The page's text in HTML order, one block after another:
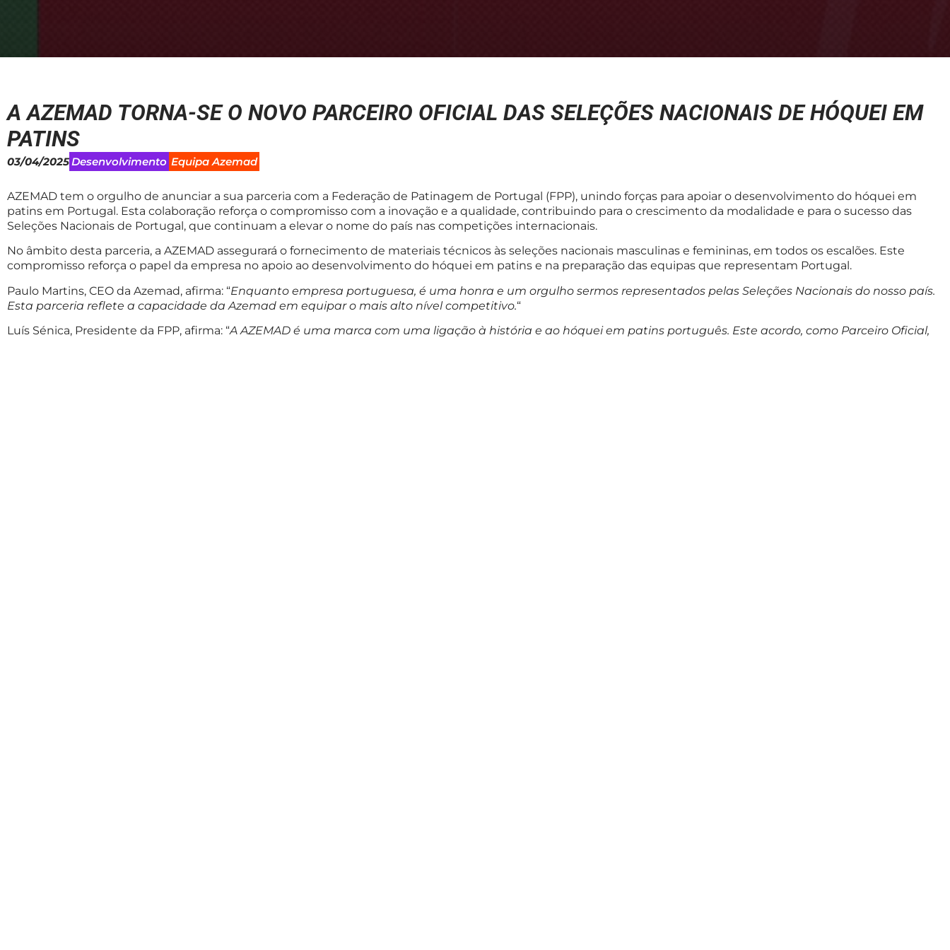
A AZEMAD TORNA-SE O NOVO PARCEIRO OFICIAL DAS SELEÇÕES NACIONAIS DE HÓQUEI EM
PATINS
03/04/2025 Desenvolvimento Equipa Azemad
AZEMAD tem o orgulho de anunciar a sua parceria com a Federação de Patinagem de Portugal (FPP), unindo forças para apoiar o desenvolvimento do hóquei em
patins em Portugal. Esta colaboração reforça o compromisso com a inovação e a qualidade, contribuindo para o crescimento da modalidade e para o sucesso das
Seleções Nacionais de Portugal, que continuam a elevar o nome do país nas competições internacionais.
No âmbito desta parceria, a AZEMAD assegurará o fornecimento de materiais técnicos às seleções nacionais masculinas e femininas, em todos os escalões. Este
compromisso reforça o papel da empresa no apoio ao desenvolvimento do hóquei em patins e na preparação das equipas que representam Portugal.
Paulo Martins, CEO da Azemad, afirma: “Enquanto empresa portuguesa, é uma honra e um orgulho sermos representados pelas Seleções Nacionais do nosso país.
Esta parceria reflete a capacidade da Azemad em equipar o mais alto nível competitivo.“
Luís Sénica, Presidente da FPP, afirma: “A AZEMAD é uma marca com uma ligação à história e ao hóquei em patins português. Este acordo, como Parceiro Oficial,